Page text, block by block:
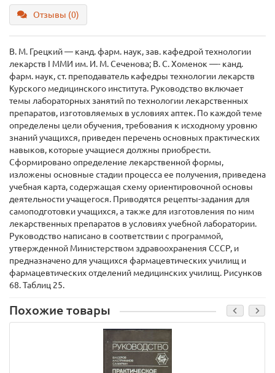
Отзывы (0)
В. М. Грецкий — канд. фарм. наук, зав. кафедрой технологии
лекарств I ММИ им. И. М. Сеченова; В. С. Хоменок —- канд.
фарм. наук, ст. преподаватель кафедры технологии лекарств
Курского медицинского института. Руководство включает
темы лабораторных занятий по технологии лекарственных
препаратов, изготовляемых в условиях аптек. По каждой теме
определены цели обучения, требования к исходному уровню
знаний учащихся, приведен перечень основных практических
навыков, которые учащиеся должны приобрести.
Сформировано определение лекарственной формы,
изложены основные стадии процесса ее получения, приведена
учебная карта, содержащая схему ориентировочной основы
деятельности учащегося. Приводятся рецепты-задания для
самоподготовки учащихся, а также для изготовления по ним
лекарственных препаратов в условиях учебной лаборатории.
Руководство написано в соответствии с программой,
утвержденной Министерством здравоохранения СССР, и
предназначено для учащихся фармацевтических училищ и
фармацевтических отделений медицинских училищ. Рисунков
68. Таблиц 25.
Похожие товары